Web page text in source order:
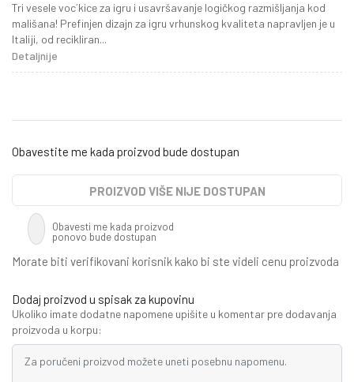
Tri vesele voc´kice za igru i usavršavanje logičkog razmišljanja kod
mališana! Prefinjen dizajn za igru vrhunskog kvaliteta napravljen je u
Italiji, od recikliran...
Detaljnije
Obavestite me kada proizvod bude dostupan
PROIZVOD VIŠE NIJE DOSTUPAN
Obavesti me kada proizvod
ponovo bude dostupan
Morate biti verifikovani korisnik kako bi ste videli cenu proizvoda
Dodaj proizvod u spisak za kupovinu
Ukoliko imate dodatne napomene upišite u komentar pre dodavanja
proizvoda u korpu: